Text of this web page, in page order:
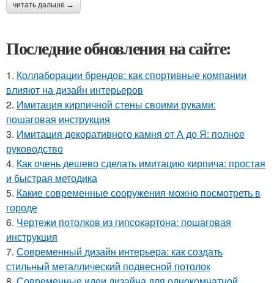
читать дальше →
Последние обновления на сайте:
1. Коллаборации брендов: как спортивные компании
влияют на дизайн интерьеров
2. Имитация кирпичной стены своими руками:
пошаговая инструкция
3. Имитация декоративного камня от А до Я: полное
руководство
4. Как очень дешево сделать имитацию кирпича: простая
и быстрая методика
5. Какие современные сооружения можно посмотреть в
городе
6. Чертежи потолков из гипсокартона: пошаговая
инструкция
7. Современный дизайн интерьера: как создать
стильный металлический подвесной потолок